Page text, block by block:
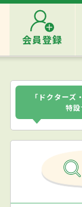
会員登録
「ドクター
特